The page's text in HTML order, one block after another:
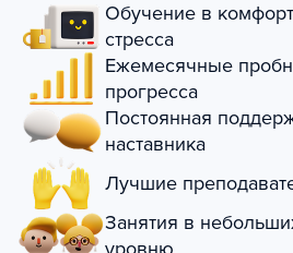
Обучение в
стресса
Ежемесячные
прогресса
Постоянная
наставника
Лучшие
Занятия в